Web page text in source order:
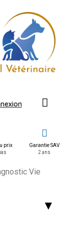
prix
Garantie SAV
2 ans
Vie